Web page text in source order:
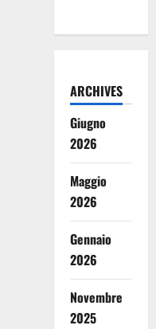
ARCHIVES
Giugno
2026
Maggio
2026
Gennaio
2026
Novembre
2025